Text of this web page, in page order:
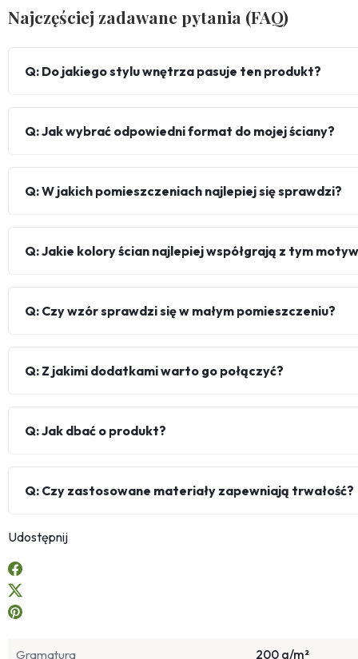
Najczęściej zadawane pytania (FAQ)
Q: Do jakiego stylu wnętrza pasuje ten produkt?
Q: Jak wybrać odpowiedni format do mojej ściany?
Q: W jakich pomieszczeniach najlepiej się sprawdzi?
Q: Jakie kolory ścian najlepiej współgrają z tym
Q: Czy wzór sprawdzi się w małym pomieszczeniu?
Q: Z jakimi dodatkami warto go połączyć?
Q: Jak dbać o produkt?
Q: Czy zastosowane materiały zapewniają trwałość?
Udostępnij
Gramatura 200 g/m²